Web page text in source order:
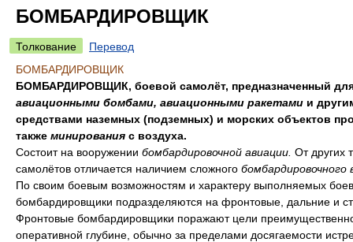
БОМБАРДИРОВЩИК
Толкование
Перевод
БОМБАРДИРОВЩИК
БОМБАРДИРОВЩИК, боевой самолёт, предназначенный
авиационными бомбами, авиационными ракетами и
средствами наземных (подземных) и морских объектов
также минирования с воздуха.
Состоит на вооружении бомбардировочной авиации. От других
самолётов отличается наличием сложного бомбардировочного
По своим боевым возможностям и характеру выполняемых
бомбардировщики подразделяются на фронтовые, дальние и
Фронтовые бомбардировщики поражают цели
оперативной глубине, обычно за пределами досягаемости